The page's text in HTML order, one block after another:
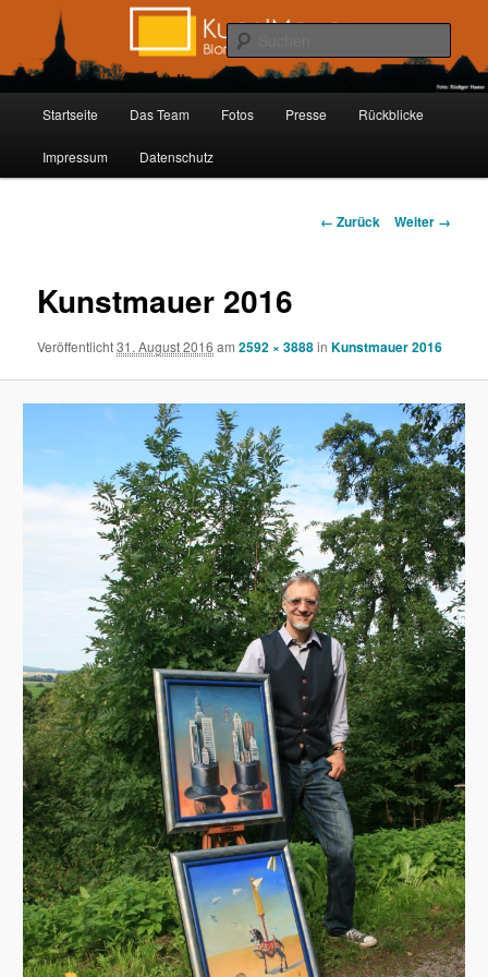
wechseln
Kunstmauer Blomberg
Startseite Das Team Fotos Presse Rückblicke
Impressum Datenschutz
Bilder-
← Zurück Weiter →
Kunstmauer 2016
Veröffentlicht31. August 2016 am2592 × 3888inKunstmauer 2016